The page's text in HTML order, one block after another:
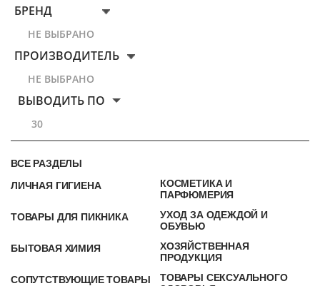
БРЕНД
НЕ ВЫБРАНО
ПРОИЗВОДИТЕЛЬ
НЕ ВЫБРАНО
ВЫВОДИТЬ ПО
30
ВСЕ РАЗДЕЛЫ
ЛИЧНАЯ ГИГИЕНА
КОСМЕТИКА И
ПАРФЮМЕРИЯ
ТОВАРЫ ДЛЯ ПИКНИКА
УХОД ЗА ОДЕЖДОЙ И
ОБУВЬЮ
БЫТОВАЯ ХИМИЯ
ХОЗЯЙСТВЕННАЯ
ПРОДУКЦИЯ
СОПУТСТВУЮЩИЕ ТОВАРЫ
ТОВАРЫ СЕКСУАЛЬНОГО